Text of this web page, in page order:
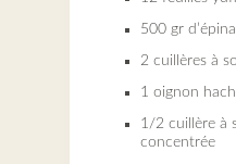
500 gr
2 cuillères à
1 oignon
1/2 cuillère à
concentrée